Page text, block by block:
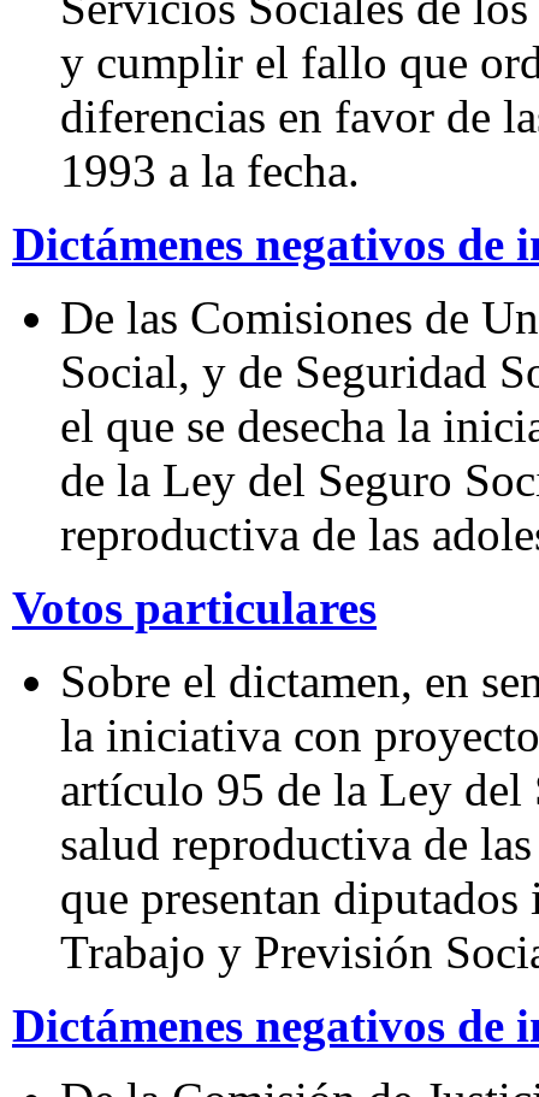
y cumplir el fallo que
diferencias en favor de
1993 a la fecha.
Dictámenes negativos de
De las Comisiones de
Social, y de Seguridad
el que se desecha la
de la Ley del Seguro
reproductiva de las
Votos particulares
Sobre el dictamen, en
la iniciativa con
artículo 95 de la Ley del
salud reproductiva de
que presentan
Trabajo y Previsión
Dictámenes negativos de